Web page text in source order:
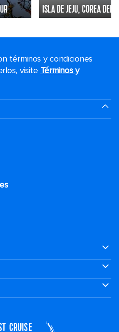
ISLA DE JEJU, COREA DEL
términos y condiciones
visite Términos y